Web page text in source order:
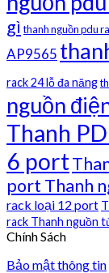
gì thanh nguồn pdu
AP9565
rack 24 lỗ đa năng
nguồn
Thanh
6 port
port Thanh
rack loại 12 port
rack Thanh nguồn
Chính Sách
Bảo mật thông tin